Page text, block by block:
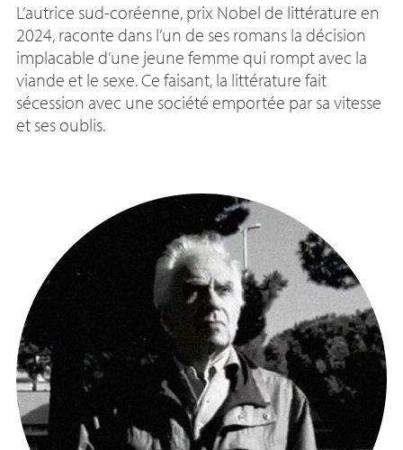
L’autrice sud-coréenne, prix Nobel de littérature en
2024, raconte dans l’un de ses romans la décision
implacable d’une jeune femme qui rompt avec la
viande et le sexe. Ce faisant, la littérature fait
sécession avec une société emportée par sa vitesse
et ses oublis.